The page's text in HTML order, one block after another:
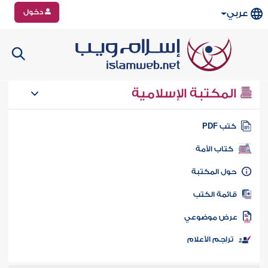
عربي دخول
المكتبة الإسلامية
كتب PDF
كتاب الأمة
المكتبة
الكتب
موضوعي